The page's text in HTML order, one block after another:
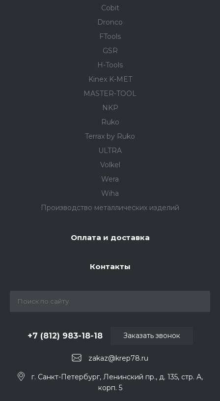
Cobit
Dronco
FTools
GSR
H-Tools
Kinex K-MET
MASTER-TOOL
NKP
Ruko
Terrax by Ruko
ULTRA
Volkel
Wera
Wiha
Производство металлических изделий
Оплата и доставка
Контакты
zakaz@krep78.ru
+7 (812) 983-18-18
г. Санкт-Петербург, Ленинский пр., д. 135, стр. А,
корп. 5
Заказать звонок